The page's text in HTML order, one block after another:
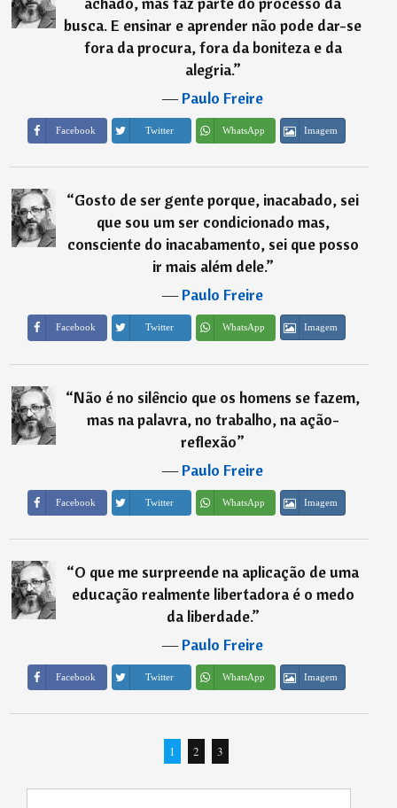
busca. E ensinar e aprender não pode dar-se
fora da procura, fora da boniteza e da
alegria.”
―Paulo Freire
Facebook Twitter WhatsApp Imagem
“Gosto de ser gente porque, inacabado, sei
que sou um ser condicionado mas,
consciente do inacabamento, sei que posso
ir mais além dele.”
―Paulo Freire
Facebook Twitter WhatsApp Imagem
“Não é no silêncio que os homens se fazem,
mas na palavra, no trabalho, na ação-
reflexão”
―Paulo Freire
Facebook Twitter WhatsApp Imagem
“O que me surpreende na aplicação de uma
educação realmente libertadora é o medo
da liberdade.”
―Paulo Freire
Facebook Twitter WhatsApp Imagem
1 2 3